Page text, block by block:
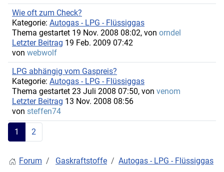
Wie oft zum Check?
Kategorie: Autogas - LPG - Flüssiggas
Thema gestartet 19 Nov. 2008 08:02, von orndel
Letzter Beitrag 19 Feb. 2009 07:42
von webwolf
LPG abhängig vom Gaspreis?
Kategorie: Autogas - LPG - Flüssiggas
Thema gestartet 23 Juli 2008 07:50, von venom
Letzter Beitrag 13 Nov. 2008 08:56
von steffen74
1 2
Forum Gaskraftstoffe Autogas - LPG - Flüssiggas